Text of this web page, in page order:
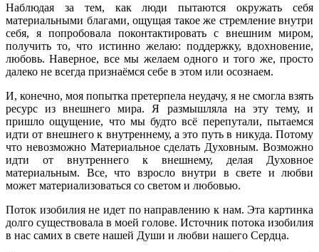
Наблюдая за тем, как люди пытаются окружать себя
материальными благами, ощущая такое же стремление внутри
себя, я попробовала поконтактировать с внешним миром,
получить то, что истинно желаю: поддержку, вдохновение,
любовь. Наверное, все мы желаем одного и того же, просто
далеко не всегда признаёмся себе в этом или осознаем.
И, конечно, моя попытка претерпела неудачу, я не смогла взять
ресурс из внешнего мира. Я размышляла на эту тему, и
пришло ощущение, что мы будто всё перепутали, пытаемся
идти от внешнего к внутреннему, а это путь в никуда. Потому
что невозможно Материальное сделать Духовным. Возможно
идти от внутреннего к внешнему, делая Духовное
материальным. Все, что взросло внутри в свете и любви
может материализоваться со светом и любовью.
Поток изобилия не идет по направлению к нам. Эта картинка
долго существовала в моей голове. Источник потока изобилия
в нас самих в свете нашей Души и любви нашего Сердца.